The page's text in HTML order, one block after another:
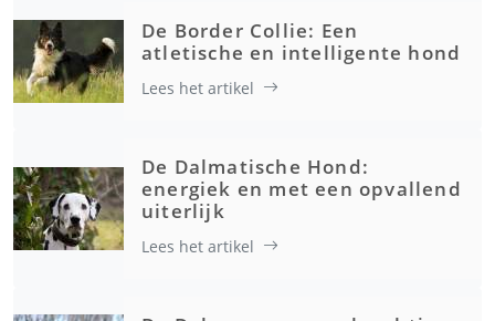
De Border Collie: Een
atletische en intelligente hond
Lees het artikel
De Dalmatische Hond:
energiek en met een opvallend
uiterlijk
Lees het artikel